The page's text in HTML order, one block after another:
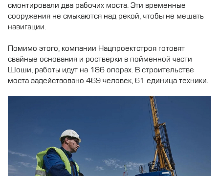
смонтировали два рабочих моста. Эти временные
сооружения не смыкаются над рекой, чтобы не мешать
навигации.
Помимо этого, компании Нацпроектстроя готовят
свайные основания и ростверки в пойменной части
Шоши, работы идут на 186 опорах. В строительстве
моста задействовано 469 человек, 61 единица техники.